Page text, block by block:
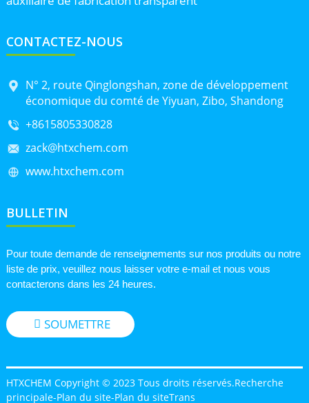
CONTACTEZ-NOUS
N° 2, route Qinglongshan, zone de développement
économique du comté de Yiyuan, Zibo, Shandong
+8615805330828
zack@htxchem.com
www.htxchem.com
BULLETIN
Pour toute demande de renseignements sur nos produits ou notre
liste de prix, veuillez nous laisser votre e-mail et nous vous
contacterons dans les 24 heures.
SOUMETTRE
HTXCHEM Copyright © 2023 Tous droits réservés.Recherche
principale-Plan du site-Plan du siteTrans